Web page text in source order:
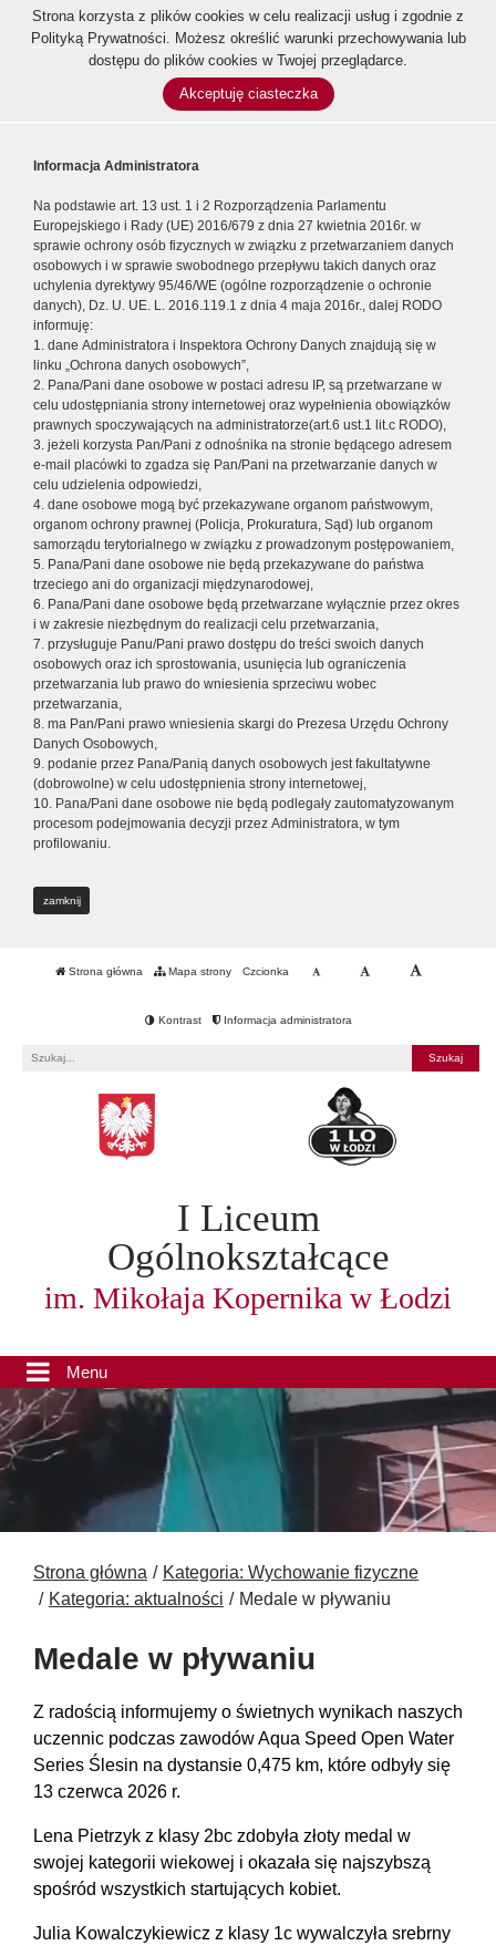
Strona korzysta z plików cookies w celu realizacji usług i zgodnie z
Polityką Prywatności. Możesz określić warunki przechowywania lub
dostępu do plików cookies w Twojej przeglądarce.
Akceptuję ciasteczka
Informacja Administratora
Na podstawie art. 13 ust. 1 i 2 Rozporządzenia Parlamentu
Europejskiego i Rady (UE) 2016/679 z dnia 27 kwietnia 2016r. w
sprawie ochrony osób fizycznych w związku z przetwarzaniem danych
osobowych i w sprawie swobodnego przepływu takich danych oraz
uchylenia dyrektywy 95/46/WE (ogólne rozporządzenie o ochronie
danych), Dz. U. UE. L. 2016.119.1 z dnia 4 maja 2016r., dalej RODO
informuję:
1. dane Administratora i Inspektora Ochrony Danych znajdują się w
linku „Ochrona danych osobowych”,
2. Pana/Pani dane osobowe w postaci adresu IP, są przetwarzane w
celu udostępniania strony internetowej oraz wypełnienia obowiązków
prawnych spoczywających na administratorze(art.6 ust.1 lit.c RODO),
3. jeżeli korzysta Pan/Pani z odnośnika na stronie będącego adresem
e-mail placówki to zgadza się Pan/Pani na przetwarzanie danych w
celu udzielenia odpowiedzi,
4. dane osobowe mogą być przekazywane organom państwowym,
organom ochrony prawnej (Policja, Prokuratura, Sąd) lub organom
samorządu terytorialnego w związku z prowadzonym postępowaniem,
5. Pana/Pani dane osobowe nie będą przekazywane do państwa
trzeciego ani do organizacji międzynarodowej,
6. Pana/Pani dane osobowe będą przetwarzane wyłącznie przez okres
i w zakresie niezbędnym do realizacji celu przetwarzania,
7. przysługuje Panu/Pani prawo dostępu do treści swoich danych
osobowych oraz ich sprostowania, usunięcia lub ograniczenia
przetwarzania lub prawo do wniesienia sprzeciwu wobec
przetwarzania,
8. ma Pan/Pani prawo wniesienia skargi do Prezesa Urzędu Ochrony
Danych Osobowych,
9. podanie przez Pana/Panią danych osobowych jest fakultatywne
(dobrowolne) w celu udostępnienia strony internetowej,
10. Pana/Pani dane osobowe nie będą podlegały zautomatyzowanym
procesom podejmowania decyzji przez Administratora, w tym
profilowaniu.
zamknij
Strona główna Mapa strony Czcionka
Kontrast Informacja administratora
I Liceum
Ogólnokształcące
im. Mikołaja Kopernika w Łodzi
Menu
Strona główna
Kategoria: Wychowanie fizyczne
Kategoria: aktualności
Medale w pływaniu
Medale w pływaniu
Z radością informujemy o świetnych wynikach naszych
uczennic podczas zawodów Aqua Speed Open Water
Series Ślesin na dystansie 0,475 km, które odbyły się
13 czerwca 2026 r.
Lena Pietrzyk z klasy 2bc zdobyła złoty medal w
swojej kategorii wiekowej i okazała się najszybszą
spośród wszystkich startujących kobiet.
Julia Kowalczykiewicz z klasy 1c wywalczyła srebrny